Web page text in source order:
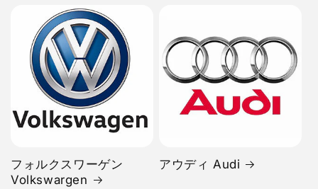
フォルクスワーゲン
Volkswargen
アウディ Audi